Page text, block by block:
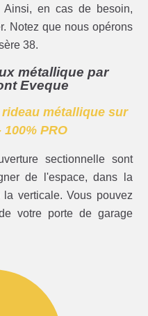
Ainsi, en cas de besoin,
Notez que nous opérons
38.
métallique par
Eveque
métallique sur
PRO
sectionnelle sont
de l'espace, dans la
verticale. Vous pouvez
votre porte de garage